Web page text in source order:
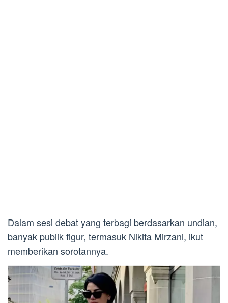
Dalam sesi debat yang terbagi berdasarkan undian,
banyak publik figur, termasuk Nikita Mirzani, ikut
memberikan sorotannya.